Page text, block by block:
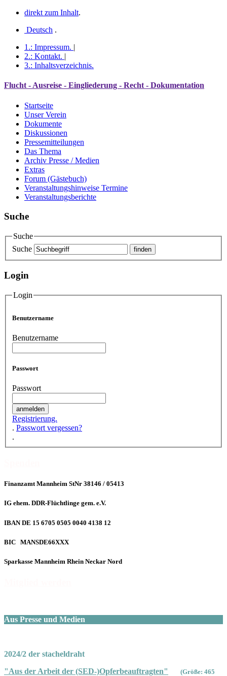
direkt zum Inhalt.
Deutsch .
1.: Impressum. |
2.: Kontakt. |
3.: Inhaltsverzeichnis.
Flucht - Ausreise - Eingliederung - Recht - Dokumentation
Startseite
Unser Verein
Dokumente
Diskussionen
Pressemitteilungen
Das Thema
Archiv Presse / Medien
Extras
Forum (Gästebuch)
Veranstaltungshinweise Termine
Veranstaltungsberichte
Suche
Suche
Suche
Login
Login
Benutzername
Benutzername
Passwort
Passwort
Registrierung.
. Passwort vergessen?
.
Finanzamt Mannheim StNr 38146 / 05413
IG ehem. DDR-Flüchtlinge gem. e.V.
IBAN DE 15 6705 0505 0040 4138 12
BIC MANSDE66XXX
Sparkasse Mannheim Rhein Neckar Nord
Aus Presse und Medien
2024/2 der stacheldraht
"Aus der Arbeit der (SED-)Opferbeauftragten"
(Größe: 465